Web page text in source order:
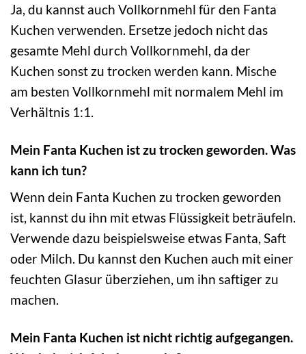
Ja, du kannst auch Vollkornmehl für den Fanta
Kuchen verwenden. Ersetze jedoch nicht das
gesamte Mehl durch Vollkornmehl, da der
Kuchen sonst zu trocken werden kann. Mische
am besten Vollkornmehl mit normalem Mehl im
Verhältnis 1:1.
Mein Fanta Kuchen ist zu trocken geworden. Was
kann ich tun?
Wenn dein Fanta Kuchen zu trocken geworden
ist, kannst du ihn mit etwas Flüssigkeit beträufeln.
Verwende dazu beispielsweise etwas Fanta, Saft
oder Milch. Du kannst den Kuchen auch mit einer
feuchten Glasur überziehen, um ihn saftiger zu
machen.
Mein Fanta Kuchen ist nicht richtig aufgegangen.